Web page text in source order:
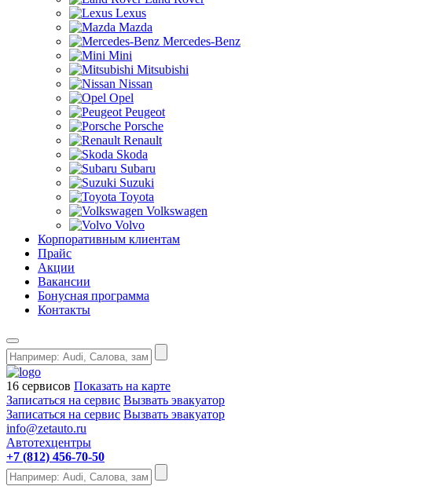
Lexus
Mazda
Mercedes-Benz
Mini
Mitsubishi
Nissan
Opel
Peugeot
Porsche
Renault
Skoda
Subaru
Suzuki
Toyota
Volkswagen
Volvo
Корпоративным клиентам
Прайс
Акции
Вакансии
Бонусная программа
Контакты
16 сервисов Показать на карте
Записаться на сервис Вызвать эвакуатор
Записаться на сервис Вызвать эвакуатор
info@zetauto.ru
Автотехцентры
+7 (812) 456-70-50